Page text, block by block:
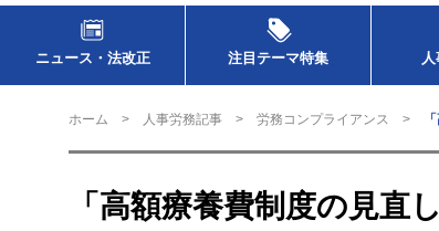
ニュース・法改正 注目テーマ特集
ホーム 人事労務記事 労務コンプライアンス
「高額療養費制度の見直